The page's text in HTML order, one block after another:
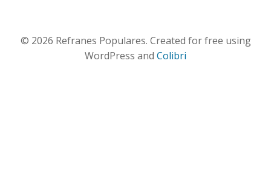
© 2026 Refranes Populares. Created for free using
WordPress and Colibri